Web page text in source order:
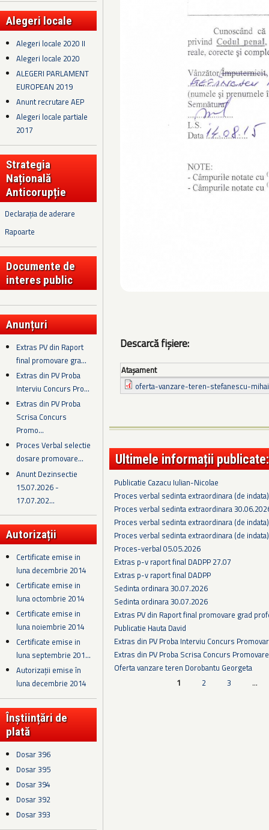
Alegeri locale
Alegeri locale 2020 II
Alegeri locale 2020
ALEGERI PARLAMENT
EUROPEAN 2019
Anunt recrutare AEP
Alegeri locale partiale
2017
Strategia
Națională
Anticorupție
Declarația de aderare
Rapoarte
Documente de
interes public
Anunțuri
Extras PV din Raport
final promovare gra...
Extras din PV Proba
Interviu Concurs Pro...
Extras din PV Proba
Scrisa Concurs
Promo...
Proces Verbal selectie
dosare promovare...
Anunt Dezinsectie
15.07.2026 -
17.07.202...
Autorizații
Certificate emise in
luna decembrie 2014
Certificate emise in
luna octombrie 2014
Certificate emise in
luna noiembrie 2014
Certificate emise in
luna septembrie 201...
Autorizații emise în
luna decembrie 2014
Înștiințări de
plată
Dosar 396
Dosar 395
Dosar 394
Dosar 392
Dosar 393
Descarcă fișiere:
Ataşament
oferta-vanzare-teren-stefanescu-
Ultimele informații publicate:
Publicatie Cazacu Iulian-Nicolae
Proces verbal sedinta extraordinara (de
Proces verbal sedinta extraordinara
Proces verbal sedinta extraordinara (de
Proces verbal sedinta extraordinara (de
Proces-verbal 05.05.2026
Extras p-v raport final DADPP 27.07
Extras p-v raport final DADPP
Sedinta ordinara 30.07.2026
Sedinta ordinara 30.07.2026
Extras PV din Raport final promovare grad
Publicatie Hauta David
Extras din PV Proba Interviu Concurs
Extras din PV Proba Scrisa Concurs
Oferta vanzare teren Dorobantu Georgeta
1 2 3 …